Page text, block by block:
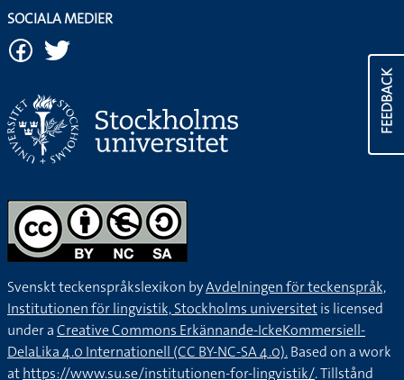
FEEDBACK
SOCIALA MEDIER
Svenskt teckenspråkslexikon byAvdelningen för teckenspråk,
Institutionen för lingvistik, Stockholms universitetis licensed
under aCreative Commons Erkännande-IckeKommersiell-
DelaLika 4.0 Internationell (CC BY-NC-SA 4.0).Based on a work
athttps://www.su.se/institutionen-for-lingvistik/. Tillstånd